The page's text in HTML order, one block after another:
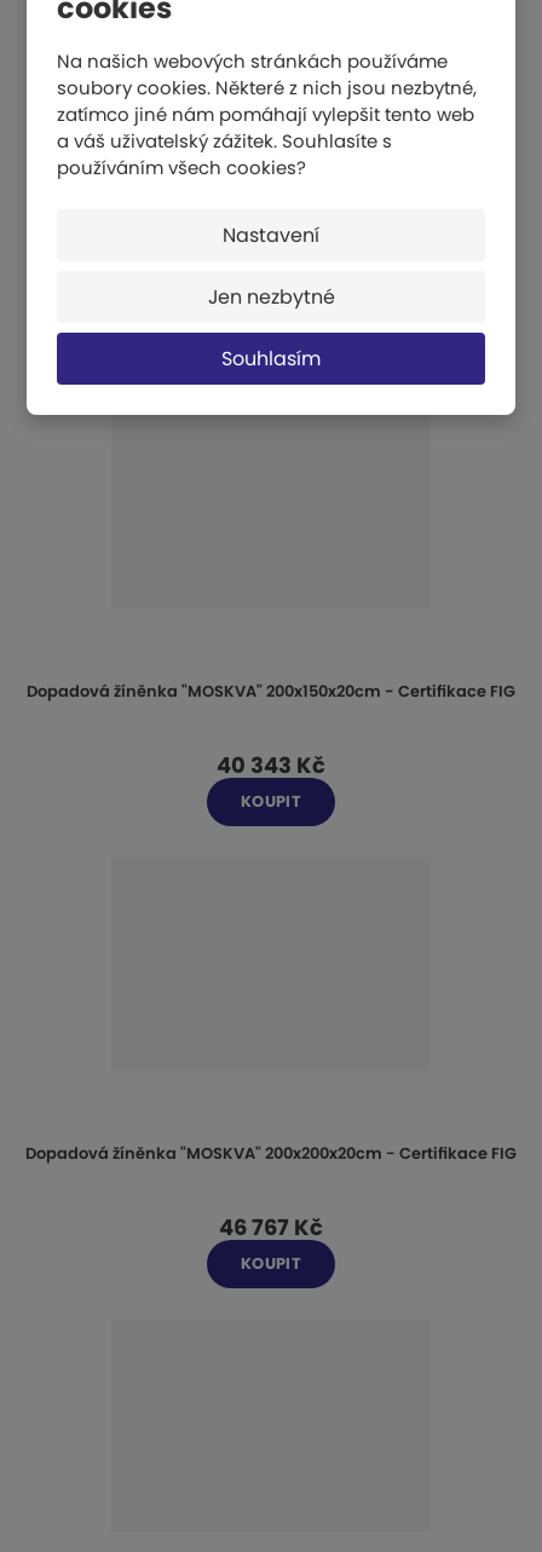
Na našich webových stránkách používáme
soubory cookies. Některé z nich jsou nezbytné,
zatímco jiné nám pomáhají vylepšit tento web
a váš uživatelský zážitek. Souhlasíte s
používáním všech cookies?
Nastavení
Jen nezbytné
Souhlasím
Dopadová žíněnka "MOSKVA" 100x200x20cm - Certifikace FIG
29 980 Kč
KOUPIT
Dopadová žíněnka "MOSKVA" 200x150x20cm - Certifikace FIG
40 343 Kč
KOUPIT
Dopadová žíněnka "MOSKVA" 200x200x20cm - Certifikace FIG
46 767 Kč
KOUPIT